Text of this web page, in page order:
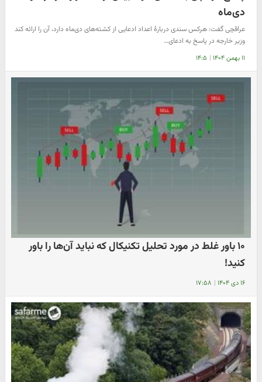
دی‌ماه
عراقچی گفت: هرکس سندی دربارهٔ اعداد ادعایی از کشته‌های دی‌ماه دارد، آن را ارائه کند
وزیر خارجه در پاسخ به ادعای…
۱۱ بهمن ۱۴۰۴ | ۱۴:۵
۱۰ باور غلط در مورد تحلیل تکنیکال که نباید آن‌ها را باور
کنید!
۱۶ دی ۱۴۰۴ | ۱۷:۵۸